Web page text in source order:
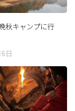
秋キャンプに行
日